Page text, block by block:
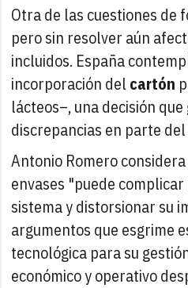
Otra de las cuestiones de
pero sin resolver aún
incluidos. España
incorporación del cartón
lácteos–, una decisión
discrepancias en parte
Antonio Romero
envases "puede
sistema y distorsionar su
argumentos que esgrime
tecnológica para su
económico y operativo